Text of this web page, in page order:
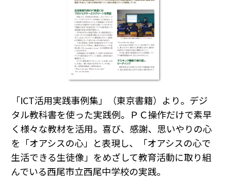
「ICT活用実践事例集」（東京書籍）より。デジ
タル教科書を使った実践例。ＰＣ操作だけで素早
く様々な教材を活用。喜び、感謝、思いやりの心
を「オアシスの心」と表現し、「オアシスの心で
生活できる生徒像」をめざして教育活動に取り組
んでいる西尾市立西尾中学校の実践。